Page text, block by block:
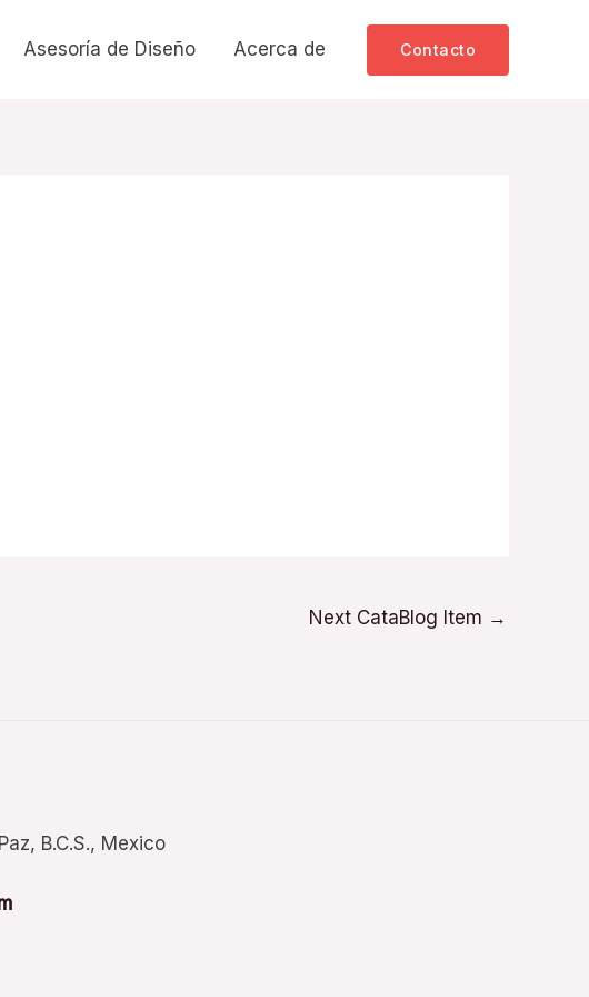
Asesoría de Diseño Acerca de Contacto
Next CataBlog Item →
B.C.S., Mexico